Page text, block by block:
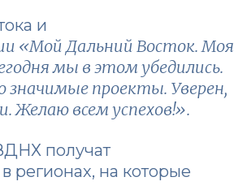
и
«Мой Дальний Восток. Моя
мы в этом убедились.
значимые проекты. Уверен,
всем успехов!».
получат
регионах, на которые